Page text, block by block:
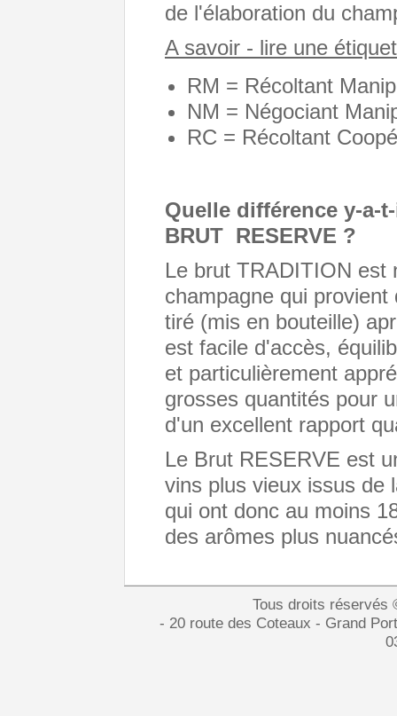
de l'élaboration du
A savoir - lire une
RM = Récoltant
NM = Négociant
RC = Récoltant
Quelle différence y-a-
BRUT RESERVE ?
Le brut TRADITION est
champagne qui
tiré (mis en bouteille)
est facile d'accès,
et particulièrement
grosses quantités pour
d'un excellent rapport
Le Brut RESERVE est
vins plus vieux issus de
qui ont donc au moins
des arômes plus
Tous droits
- 20 route des Coteaux - Grand